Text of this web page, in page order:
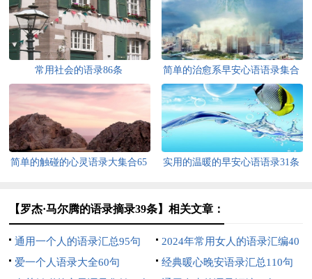
常用社会的语录86条
简单的治愈系早安心语语录集合
46句
简单的触碰的心灵语录大集合65
实用的温暖的早安心语语录31条
【罗杰·马尔腾的语录摘录39条】相关文章：
通用一个人的语录汇总95句
2024年常用女人的语录汇编40
句
爱一个人语录大全60句
经典暖心晚安语录汇总110句